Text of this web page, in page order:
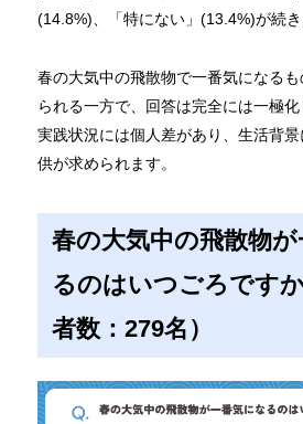
(14.8%)、「特にない」(13.4%)が続き
春の大気中の飛散物で一番気になる
られる一方で、回答は完全には一極
実践状況には個人差があり、生活背
供が求められます。
春の大気中の飛散物
るのはいつごろです
者数：279名）